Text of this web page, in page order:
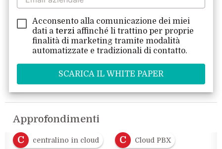
Acconsento alla comunicazione dei miei
dati aterzi affinché li trattino per proprie
finalità di marketing tramite modalità
automatizzate e tradizionali di contatto.
Approfondimenti
C
centralino in cloud C Cloud PBX